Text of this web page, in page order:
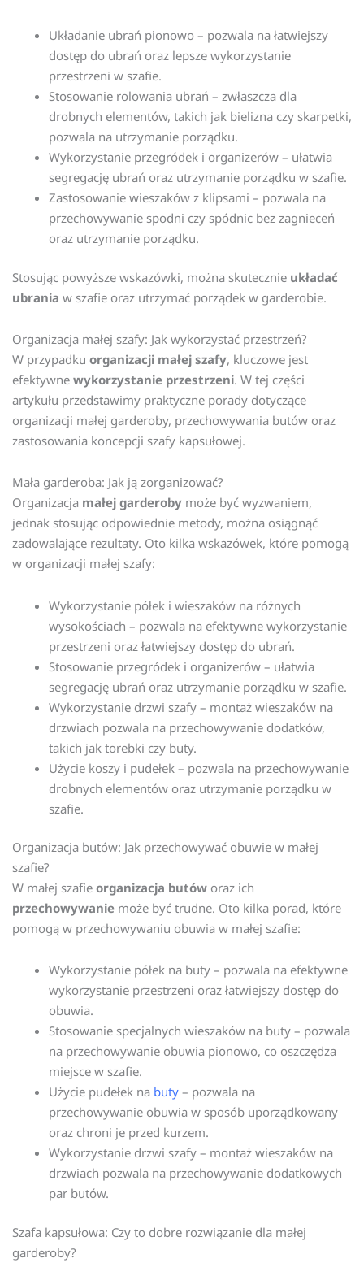
Układanie ubrań pionowo – pozwala na łatwiejszy
dostęp do ubrań oraz lepsze wykorzystanie
przestrzeni w szafie.
Stosowanie rolowania ubrań – zwłaszcza dla
drobnych elementów, takich jak bielizna czy skarpetki,
pozwala na utrzymanie porządku.
Wykorzystanie przegródek i organizerów – ułatwia
segregację ubrań oraz utrzymanie porządku w szafie.
Zastosowanie wieszaków z klipsami – pozwala na
przechowywanie spodni czy spódnic bez zagnieceń
oraz utrzymanie porządku.
Stosując powyższe wskazówki, można skutecznie układać
ubrania w szafie oraz utrzymać porządek w garderobie.
Organizacja małej szafy: Jak wykorzystać przestrzeń?
W przypadku organizacji małej szafy, kluczowe jest
efektywne wykorzystanie przestrzeni. W tej części
artykułu przedstawimy praktyczne porady dotyczące
organizacji małej garderoby, przechowywania butów oraz
zastosowania koncepcji szafy kapsułowej.
Mała garderoba: Jak ją zorganizować?
Organizacja małej garderoby może być wyzwaniem,
jednak stosując odpowiednie metody, można osiągnąć
zadowalające rezultaty. Oto kilka wskazówek, które pomogą
w organizacji małej szafy:
Wykorzystanie półek i wieszaków na różnych
wysokościach – pozwala na efektywne wykorzystanie
przestrzeni oraz łatwiejszy dostęp do ubrań.
Stosowanie przegródek i organizerów – ułatwia
segregację ubrań oraz utrzymanie porządku w szafie.
Wykorzystanie drzwi szafy – montaż wieszaków na
drzwiach pozwala na przechowywanie dodatków,
takich jak torebki czy buty.
Użycie koszy i pudełek – pozwala na przechowywanie
drobnych elementów oraz utrzymanie porządku w
szafie.
Organizacja butów: Jak przechowywać obuwie w małej
szafie?
W małej szafie organizacja butów oraz ich
przechowywanie może być trudne. Oto kilka porad, które
pomogą w przechowywaniu obuwia w małej szafie:
Wykorzystanie półek na buty – pozwala na efektywne
wykorzystanie przestrzeni oraz łatwiejszy dostęp do
obuwia.
Stosowanie specjalnych wieszaków na buty – pozwala
na przechowywanie obuwia pionowo, co oszczędza
miejsce w szafie.
Użycie pudełek na buty – pozwala na
przechowywanie obuwia w sposób uporządkowany
oraz chroni je przed kurzem.
Wykorzystanie drzwi szafy – montaż wieszaków na
drzwiach pozwala na przechowywanie dodatkowych
par butów.
Szafa kapsułowa: Czy to dobre rozwiązanie dla małej
garderoby?